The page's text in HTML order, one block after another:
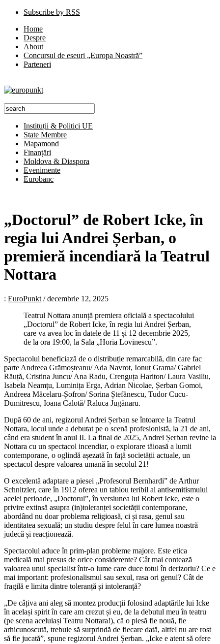
Subscribe by RSS
Home
Despre
About
Concursul de eseuri „Europa Noastră”
Parteneri
Instituții & Politici UE
State Membre
Mapamond
Finanțări
Moldova & Diaspora
Evenimente
Eurobanc
„Doctorul” de Robert Icke, în
regia lui Andrei Șerban, o
premieră incendiară la Teatrul
Nottara
: EuroPunkt /decembrie 12, 2025
Teatrul Nottara anunță premiera oficială a spectacolului
„Doctorul” de Robert Icke, în regia lui Andrei Șerban,
care va avea loc în datele de 11 și 12 decembrie 2025,
de la ora 19:00, la Sala „Horia Lovinescu”.
Spectacolul beneficiază de o distribuție remarcabilă, din care fac
parte Andreea Grămoșteanu/ Ada Navrot, Ionuț Grama/ Gabriel
Răuță, Cristina Juncu/ Ana Radu, Crenguța Hariton/ Laura Vasiliu,
Isabela Neamțu, Luminița Erga, Adrian Nicolae, Șerban Gomoi,
Andreea Măcelaru-Șofron/ Sorina Ștefănescu, Tudor Cucu-
Dumitrescu, Ioana Calotă/ Raluca Jugănaru.
După 60 de ani, regizorul Andrei Șerban se întoarce la Teatrul
Nottara, locul unde a debutat pe o scenă profesionistă, la 21 de ani,
când era student în anul II. La final de 2025, Andrei Șerban revine la
Nottara cu un spectacol incendiar, o explorare tăioasă a lumii
contemporane, o oglindă așezată în față societății actuale, un
spectacol despre valoarea umană în secolul 21!
O excelentă adaptare a piesei „Profesorul Bernhardi” de Arthur
Schnitzler, care în 1912 oferea un tablou teribil al antisemitismului
acelei perioade, „Doctorul”, în versiunea lui Robert Icke, este o
privire extinsă asupra (in)toleranței societății contemporane,
abordând nu doar problema religioasă, ci și rasa, genul sau
identitatea sexuală; un studiu despre felul în care lumea noastră
judecă și reacționează.
Spectacolul aduce în prim-plan probleme majore. Este etica
medicală mai presus de orice considerente? Cât mai contează
valoarea unui specialist într-o lume care duce totul în derizoriu? Ce e
mai important: profesionalismul sau sexul, rasa ori genul? Cât de
fragilă e limita dintre toleranță și intoleranță?
„De câțiva ani aleg să montez producții folosind adaptările lui Icke
în același spirit în care am crezut și eu, de la debutul meu în teatru
(pe scena aceluiași Teatru Nottara!), că o piesă fie nouă, fie
arhicunoscută, trebuie să surprindă de fiecare dată, altfel nu are rost
să fie jucată”, spune regizorul Andrei Șerban. „Icke e atent să ofere